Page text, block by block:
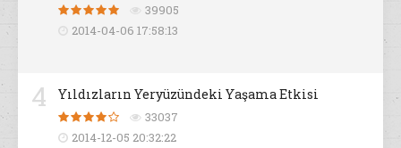
39905
2014-04-06 17:58:13
4 Yıldızların Yeryüzündeki Yaşama Etkisi
33037
2014-12-05 20:32:22